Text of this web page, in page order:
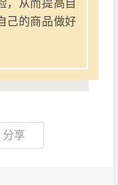
，从而提高自
己的商品做好
分享